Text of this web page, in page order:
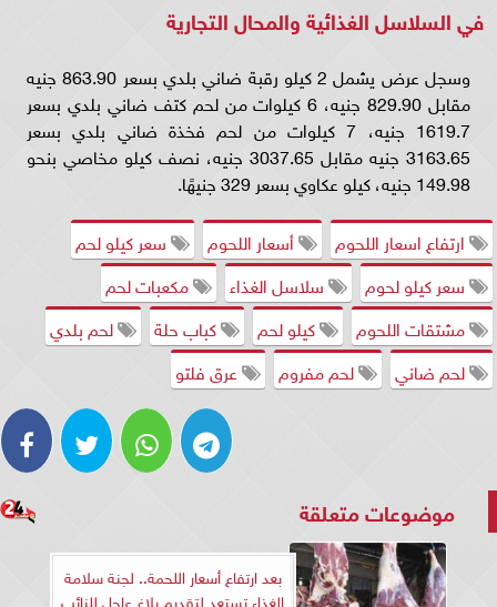
في السلاسل الغذائية والمحال التجارية
وسجل عرض يشمل 2 كيلو رقبة ضاني بلدي بسعر 863.90 جنيه
مقابل 829.90 جنيه، 6 كيلوات من لحم كتف ضاني بلدي بسعر
1619.7 جنيه، 7 كيلوات من لحم فخذة ضاني بلدي بسعر
3163.65 جنيه مقابل 3037.65 جنيه، نصف كيلو مخاصي بنحو
149.98 جنيه، كيلو عكاوي بسعر 329 جنيهًا.
ارتفاع اسعار اللحوم
أسعار اللحوم
سعر كيلو لحم
سعر كيلو لحوم
سلاسل الغذاء
مكعبات لحم
مشتقات اللحوم
كيلو لحم كباب حلة
لحم بلدي
لحم ضاني
لحم مفروم عرق فلتو
موضوعات متعلقة
بعد ارتفاع أسعار اللحمة.. لجنة سلامة
الغذاء تستعد لتقديم بلاغ عاجل للنائب